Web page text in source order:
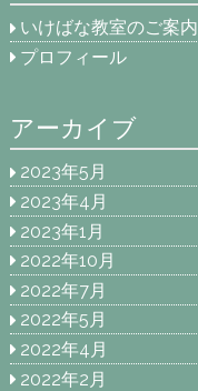
いけばな教室のご案内
プロフィール
アーカイブ
2023年5月
2023年4月
2023年1月
2022年10月
2022年7月
2022年5月
2022年4月
2022年2月